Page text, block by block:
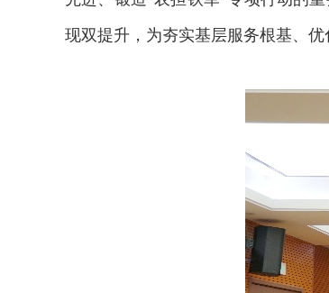
现双提升，为夯实基层服务根基、